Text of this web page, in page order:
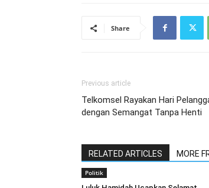
Share
Previous article
Telkomsel Rayakan Hari
dengan Semangat Tanpa Henti
RELATED ARTICLES MORE
Politik